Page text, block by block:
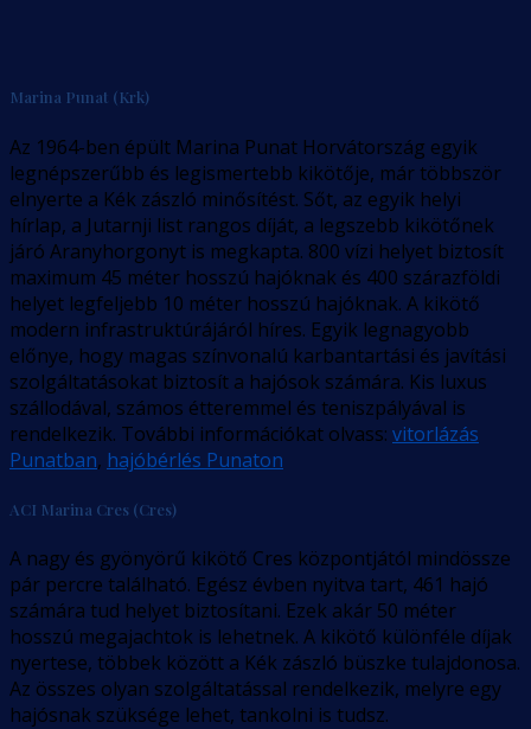
Marina Punat (Krk)
Az 1964-ben épült Marina Punat Horvátország egyik
legnépszerűbb és legismertebb kikötője, már többször
elnyerte a Kék zászló minősítést. Sőt, az egyik helyi
hírlap, a Jutarnji list rangos díját, a legszebb kikötőnek
járó Aranyhorgonyt is megkapta. 800 vízi helyet biztosít
maximum 45 méter hosszú hajóknak és 400 szárazföldi
helyet legfeljebb 10 méter hosszú hajóknak. A kikötő
modern infrastruktúrájáról híres. Egyik legnagyobb
előnye, hogy magas színvonalú karbantartási és javítási
szolgáltatásokat biztosít a hajósok számára. Kis luxus
szállodával, számos étteremmel és teniszpályával is
rendelkezik. További információkat olvass: vitorlázás
Punatban, hajóbérlés Punaton
ACI Marina Cres (Cres)
A nagy és gyönyörű kikötő Cres központjától mindössze
pár percre található. Egész évben nyitva tart, 461 hajó
számára tud helyet biztosítani. Ezek akár 50 méter
hosszú megajachtok is lehetnek. A kikötő különféle díjak
nyertese, többek között a Kék zászló büszke tulajdonosa.
Az összes olyan szolgáltatással rendelkezik, melyre egy
hajósnak szüksége lehet, tankolni is tudsz.